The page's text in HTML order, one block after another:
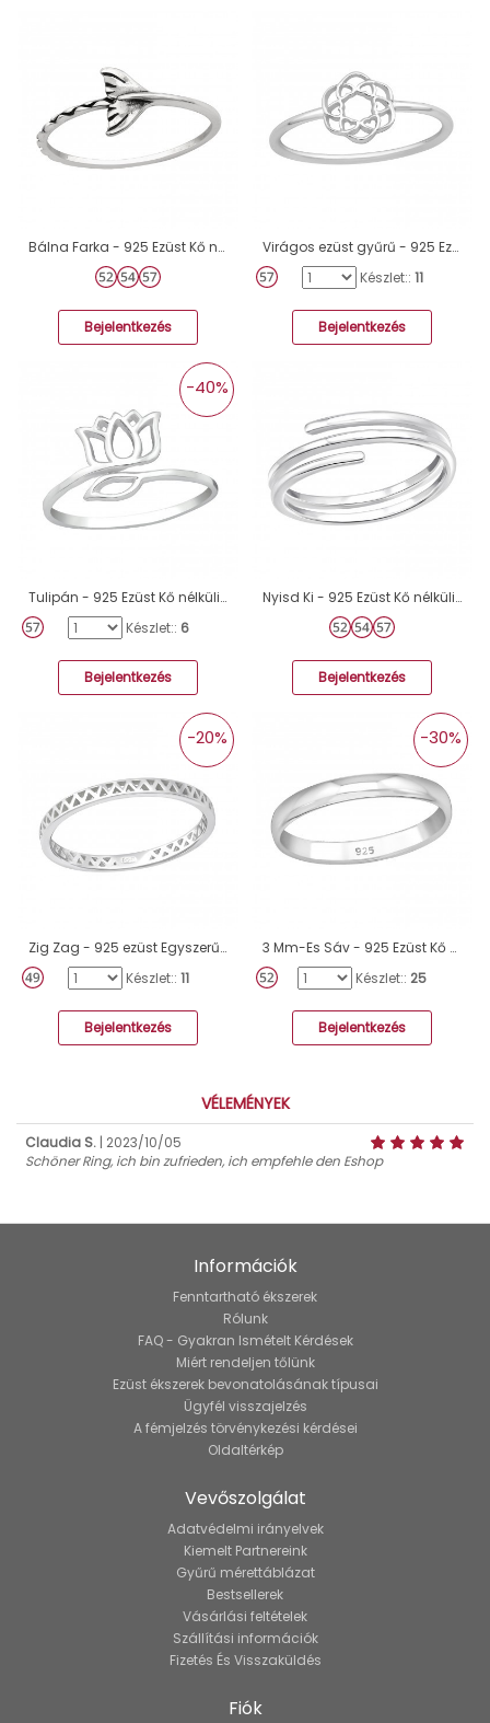
Bálna Farka - 925 Ezüst Kő nélküli gyűrűk A4S44609
Bejelentkezés
Virágos ezüst gyűrű - 925 Ezüst Kő Nélküli Gyűrűk A4S46169
Készlet:: 11
Bejelentkezés
Tulipán - 925 Ezüst Kő nélküli gyűrűk A4S38956
-40%
Készlet:: 6
Bejelentkezés
Nyisd Ki - 925 Ezüst Kő nélküli gyűrűk A4S44941
Bejelentkezés
Zig Zag - 925 ezüst Egyszerű gyűrűk A4S36156
-20%
Készlet:: 11
Bejelentkezés
3 Mm-Es Sáv - 925 Ezüst Kő nélküli gyűrűk A4S34073
-30%
Készlet:: 25
Bejelentkezés
VÉLEMÉNYEK
Claudia S. | 2023/10/05
Schöner Ring, ich bin zufrieden, ich empfehle den Eshop
Információk
Fenntartható ékszerek
Rólunk
FAQ - Gyakran Ismételt Kérdések
Miért rendeljen tőlünk
Ezüst ékszerek bevonatolásának típusai
Ügyfél visszajelzés
A fémjelzés törvénykezési kérdései
Oldaltérkép
Vevőszolgálat
Adatvédelmi irányelvek
Kiemelt Partnereink
Gyűrű mérettáblázat
Bestsellerek
Vásárlási feltételek
Szállítási információk
Fizetés És Visszaküldés
Fiók